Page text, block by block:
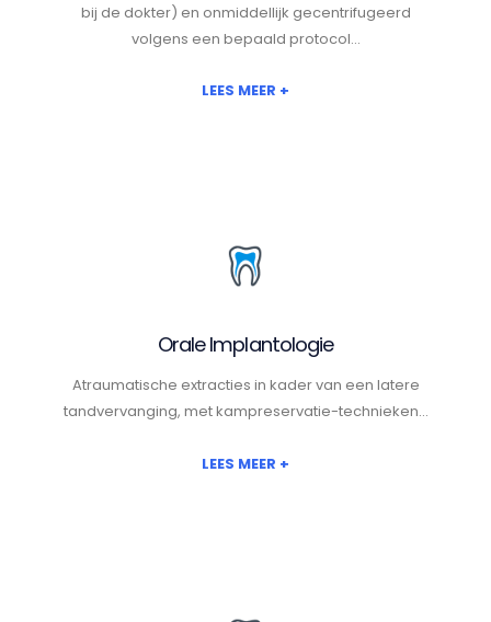
bij de dokter) en onmiddellijk gecentrifugeerd
volgens een bepaald protocol...
LEES MEER +
Orale Implantologie
Atraumatische extracties in kader van een latere
tandvervanging, met kampreservatie-technieken...
LEES MEER +